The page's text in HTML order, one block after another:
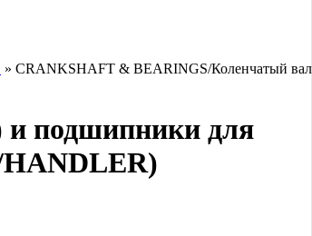
» CRANKSHAFT & BEARINGS/Коленчатый вал
подшипники для